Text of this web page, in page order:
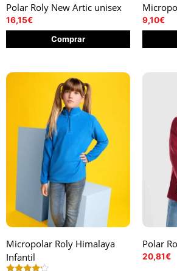
Polar Roly New Artic unisex
16,15€
Comprar
9,10€
Micropolar Roly Himalaya
Infantil
Polar
20,81€